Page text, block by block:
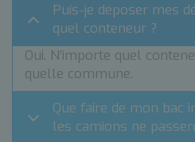
Puis-je déposer mes
quel conteneur ?
Oui. N’importe quel
quelle commune.
Que faire de mon bac
les camions ne